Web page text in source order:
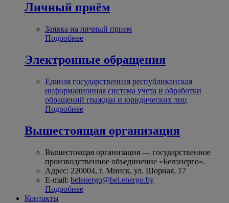
Личный приём
Заявка на личный прием
Подробнее
Электронные обращения
Единая государственная республиканская
информационная система учета и обработки
обращений граждан и юридических лиц
Подробнее
Вышестоящая организация
Вышестоящая организация — государственное
производственное объединение «Белэнерго».
Адрес: 220004, г. Минск, ул. Шорная, 17
E-mail: belenergo@bel.energo.by
Подробнее
Контакты